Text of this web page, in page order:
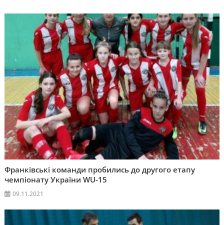
Франківські команди пробились до другого етапу
чемпіонату України WU-15
09.11.2021